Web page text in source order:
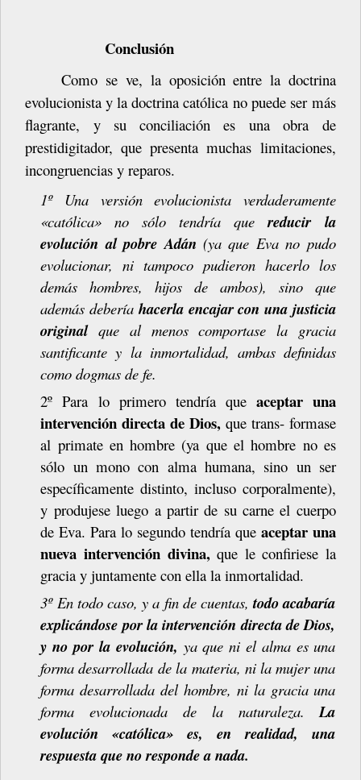
Conclusión
Como se ve, la oposición entre la doctrina
evolucionista y la doctrina católica no puede ser más
flagrante,
y su conciliación es una obra
de
prestidigitador, que presenta muchas limitaciones,
incongruencias y reparos.
1º
Una versión evolucionista verdaderamente
«católica»
no sólo tendría que
reducir la
evolución al pobre Adán(ya que Eva no pudo
evolucionar, ni tampoco pudieron hacerlo los
demás hombres, hijos de ambos), sino que
además debería hacerla encajar con una justicia
originalque al menos comportase la gracia
santificante y la inmortalidad, ambas definidas
como dogmas de fe.
2º Para lo primero tendría que aceptar una
intervención directa de Dios, que trans- formase
al primate en hombre (ya que el hombre no es
sólo un mono con alma humana, sino un ser
específicamente distinto, incluso corporalmente),
y produjese luego a partir de su carne el cuerpo
de Eva. Para lo segundo tendría que aceptar una
nueva intervención divina,que le confiriese la
gracia y juntamente con ella la inmortalidad.
3º En todo caso, y a fin de cuentas,todo acabaría
explicándose por la intervención directa de Dios,
y no por la evolución, ya que ni el alma es una
forma desarrollada de la materia, ni la mujer una
forma desarrollada del hombre, ni la gracia una
forma evolucionada de la naturaleza. La
evolución «católica» es, en realidad, una
respuesta que no responde a nada.